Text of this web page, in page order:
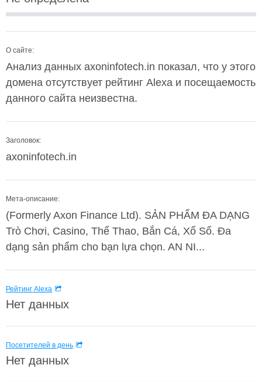
О сайте:
Анализ данных axoninfotech.in показал, что у этого
домена отсутствует рейтинг Alexa и посещаемость
данного сайта неизвестна.
Заголовок:
axoninfotech.in
Мета-описание:
(Formerly Axon Finance Ltd). SẢN PHẨM ĐA DẠNG
Trò Chơi, Casino, Thể Thao, Bắn Cá, Xổ Số. Đa
dạng sản phẩm cho bạn lựa chọn. AN NI...
Рейтинг Alexa
Нет данных
Посетителей в день
Нет данных